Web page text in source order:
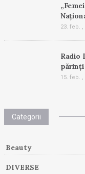
23. feb. ,
Radio
părinți
15. feb. ,
Categorii
Beauty
DIVERSE